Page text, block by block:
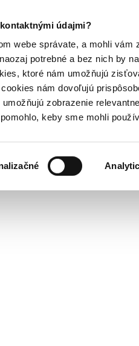
údajmi?
webe správate, a mohli vám
potrebné a bez nich by
ktoré nám umožňujú
nám dovoľujú
zobrazenie
keby sme mohli